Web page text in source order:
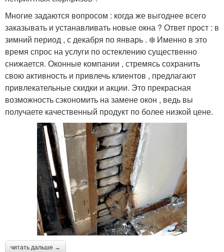
Многие задаются вопросом : когда же выгоднее всего
заказывать и устанавливать новые окна ? Ответ прост : в
зимний период , с декабря по январь . ❄️ Именно в это
время спрос на услуги по остеклению существенно
снижается. Оконные компании , стремясь сохранить
свою активность и привлечь клиентов , предлагают
привлекательные скидки и акции. Это прекрасная
возможность сэкономить на замене окон , ведь вы
получаете качественный продукт по более низкой цене.
читать дальше →